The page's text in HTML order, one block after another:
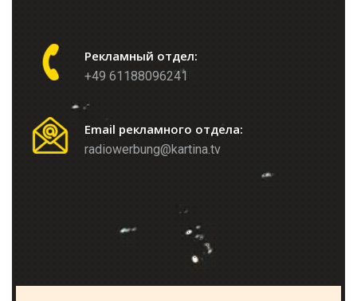
Рекламный отдел:
+49 61188096241
Email рекламного отдела:
radiowerbung@kartina.tv